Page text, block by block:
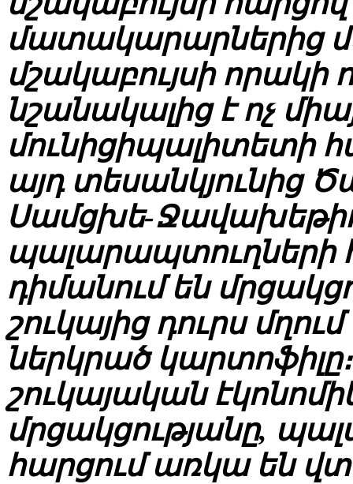
մատակարարներից
մշակաբույսի որակի
նշանակալից է ոչ
մունիցիպալիտետի
այդ տեսանկյունից
Սամցխե-
պալարապտուղների
դիմանում են
շուկայից դուրս
ներկրած
շուկայական
մրցակցությանը,
հարցում առկա են